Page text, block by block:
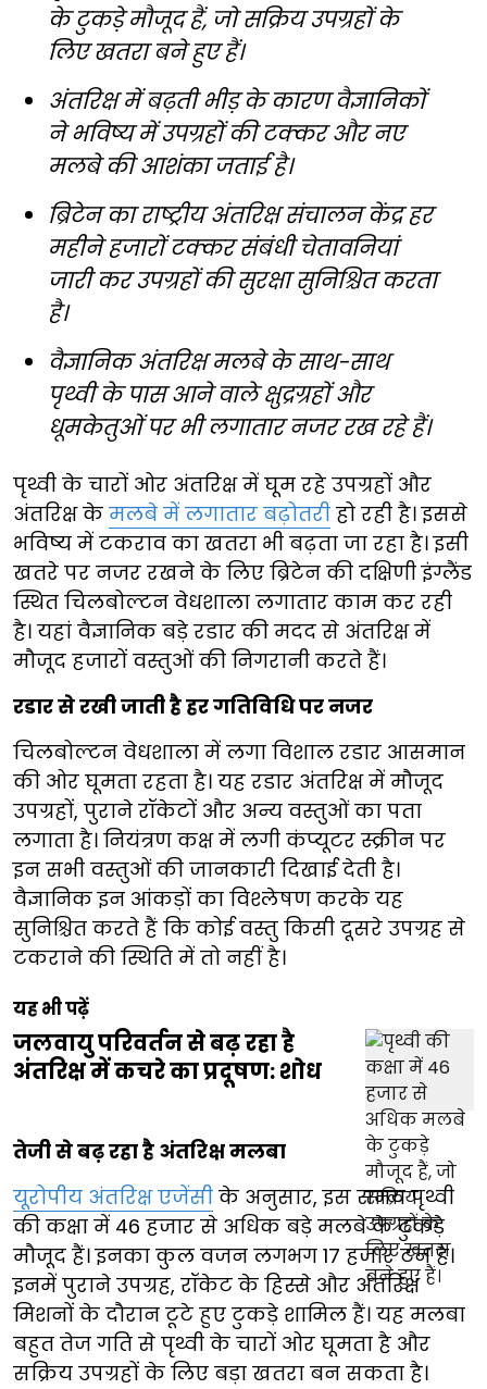
के टुकड़े मौजूद हैं, जो सक्रिय उपग्रहों के
लिए खतरा बने हुए हैं।
अंतरिक्ष में बढ़ती भीड़ के कारण वैज्ञानिकों
ने भविष्य में उपग्रहों की टक्कर और नए
मलबे की आशंका जताई है।
ब्रिटेन का राष्ट्रीय अंतरिक्ष संचालन केंद्र हर
महीने हजारों टक्कर संबंधी चेतावनियां
जारी कर उपग्रहों की सुरक्षा सुनिश्चित करता
है।
वैज्ञानिक अंतरिक्ष मलबे के साथ-साथ
पृथ्वी के पास आने वाले क्षुद्रग्रहों और
धूमकेतुओं पर भी लगातार नजर रख रहे हैं।
पृथ्वी के चारों ओर अंतरिक्ष में घूम रहे उपग्रहों और
अंतरिक्ष के मलबे में लगातार बढ़ोतरी हो रही है। इससे
भविष्य में टकराव का खतरा भी बढ़ता जा रहा है। इसी
खतरे पर नजर रखने के लिए ब्रिटेन की दक्षिणी इंग्लैंड
स्थित चिलबोल्टन वेधशाला लगातार काम कर रही
है। यहां वैज्ञानिक बड़े रडार की मदद से अंतरिक्ष में
मौजूद हजारों वस्तुओं की निगरानी करते हैं।
रडार से रखी जाती है हर गतिविधि पर नजर
चिलबोल्टन वेधशाला में लगा विशाल रडार आसमान
की ओर घूमता रहता है। यह रडार अंतरिक्ष में मौजूद
उपग्रहों, पुराने रॉकेटों और अन्य वस्तुओं का पता
लगाता है। नियंत्रण कक्ष में लगी कंप्यूटर स्क्रीन पर
इन सभी वस्तुओं की जानकारी दिखाई देती है।
वैज्ञानिक इन आंकड़ों का विश्लेषण करके यह
सुनिश्चित करते हैं कि कोई वस्तु किसी दूसरे उपग्रह से
टकराने की स्थिति में तो नहीं है।
यह भी पढ़ें
जलवायु परिवर्तन से बढ़ रहा है
अंतरिक्ष में कचरे का प्रदूषण: शोध
तेजी से बढ़ रहा है अंतरिक्ष मलबा
यूरोपीय अंतरिक्ष एजेंसी के अनुसार, इस समय पृथ्वी
की कक्षा में 46 हजार से अधिक बड़े मलबे के टुकड़े
मौजूद हैं। इनका कुल वजन लगभग 17 हजार टन है।
इनमें पुराने उपग्रह, रॉकेट के हिस्से और अंतरिक्ष
मिशनों के दौरान टूटे हुए टुकड़े शामिल हैं। यह मलबा
बहुत तेज गति से पृथ्वी के चारों ओर घूमता है और
सक्रिय उपग्रहों के लिए बड़ा खतरा बन सकता है।